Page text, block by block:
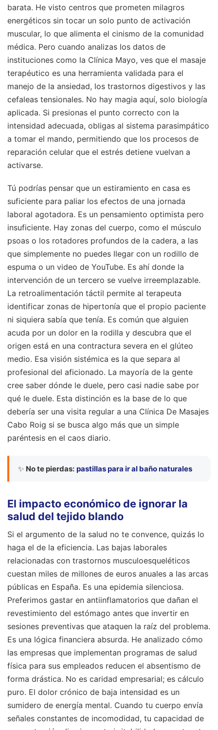
barata. He visto centros que prometen milagros
energéticos sin tocar un solo punto de activación
muscular, lo que alimenta el cinismo de la comunidad
médica. Pero cuando analizas los datos de
instituciones como la Clínica Mayo, ves que el masaje
terapéutico es una herramienta validada para el
manejo de la ansiedad, los trastornos digestivos y las
cefaleas tensionales. No hay magia aquí, solo biología
aplicada. Si presionas el punto correcto con la
intensidad adecuada, obligas al sistema parasimpático
a tomar el mando, permitiendo que los procesos de
reparación celular que el estrés detiene vuelvan a
activarse.
Tú podrías pensar que un estiramiento en casa es
suficiente para paliar los efectos de una jornada
laboral agotadora. Es un pensamiento optimista pero
insuficiente. Hay zonas del cuerpo, como el músculo
psoas o los rotadores profundos de la cadera, a las
que simplemente no puedes llegar con un rodillo de
espuma o un video de YouTube. Es ahí donde la
intervención de un tercero se vuelve irreemplazable.
La retroalimentación táctil permite al terapeuta
identificar zonas de hipertonía que el propio paciente
ni siquiera sabía que tenía. Es común que alguien
acuda por un dolor en la rodilla y descubra que el
origen está en una contractura severa en el glúteo
medio. Esa visión sistémica es la que separa al
profesional del aficionado. La mayoría de la gente
cree saber dónde le duele, pero casi nadie sabe por
qué le duele. Esta distinción es la base de lo que
debería ser una visita regular a una Clínica De Masajes
Cabo Roig si se busca algo más que un simple
paréntesis en el caos diario.
✨ No te pierdas: pastillas para ir al baño naturales
El impacto económico de ignorar la
salud del tejido blando
Si el argumento de la salud no te convence, quizás lo
haga el de la eficiencia. Las bajas laborales
relacionadas con trastornos musculoesqueléticos
cuestan miles de millones de euros anuales a las arcas
públicas en España. Es una epidemia silenciosa.
Preferimos gastar en antiinflamatorios que dañan el
revestimiento del estómago antes que invertir en
sesiones preventivas que ataquen la raíz del problema.
Es una lógica financiera absurda. He analizado cómo
las empresas que implementan programas de salud
física para sus empleados reducen el absentismo de
forma drástica. No es caridad empresarial; es cálculo
puro. El dolor crónico de baja intensidad es un
sumidero de energía mental. Cuando tu cuerpo envía
señales constantes de incomodidad, tu capacidad de